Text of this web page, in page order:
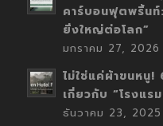
คาร์บอนฟุตพริ้นท์
ยิ่งใหญ่ต่อโลก”
มกราคม 27, 2026
ไม่ใช่แค่ผ้าขนหนู!
เกี่ยวกับ “โรงแร
ธันวาคม 23,